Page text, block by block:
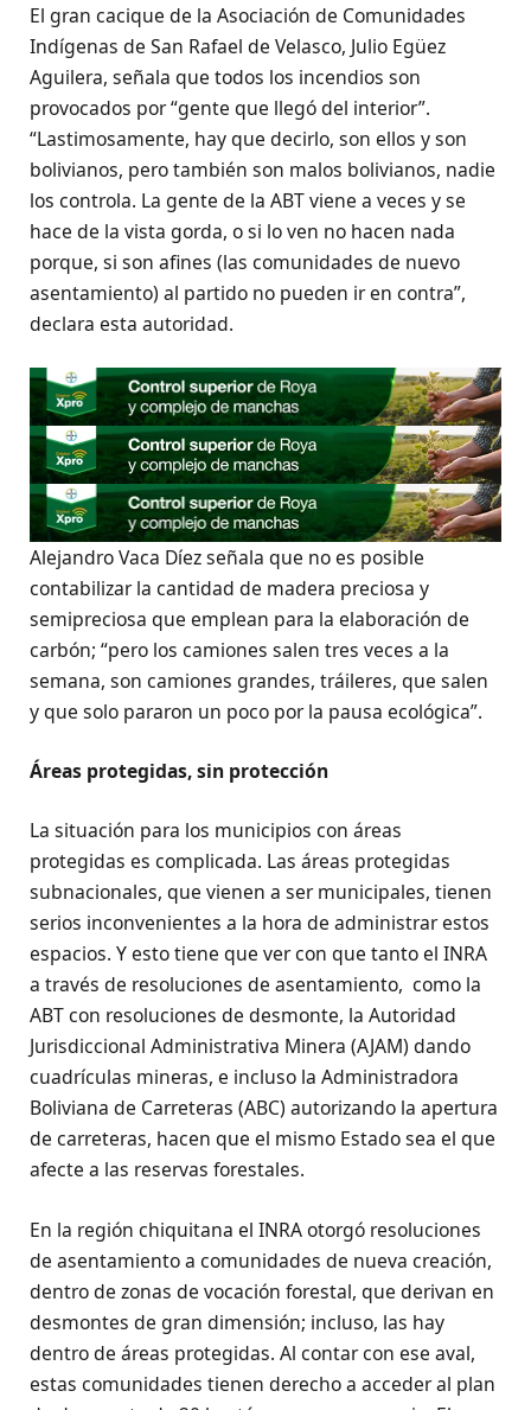
El gran cacique de la Asociación de Comunidades
Indígenas de San Rafael de Velasco, Julio Egüez
Aguilera, señala que todos los incendios son
provocados por “gente que llegó del interior”.
“Lastimosamente, hay que decirlo, son ellos y son
bolivianos, pero también son malos bolivianos, nadie
los controla. La gente de la ABT viene a veces y se
hace de la vista gorda, o si lo ven no hacen nada
porque, si son afines (las comunidades de nuevo
asentamiento) al partido no pueden ir en contra”,
declara esta autoridad.
Alejandro Vaca Díez señala que no es posible
contabilizar la cantidad de madera preciosa y
semipreciosa que emplean para la elaboración de
carbón; “pero los camiones salen tres veces a la
semana, son camiones grandes, tráileres, que salen
y que solo pararon un poco por la pausa ecológica”.
Áreas protegidas, sin protección
La situación para los municipios con áreas
protegidas es complicada. Las áreas protegidas
subnacionales, que vienen a ser municipales, tienen
serios inconvenientes a la hora de administrar estos
espacios. Y esto tiene que ver con que tanto el INRA
a través de resoluciones de asentamiento, como la
ABT con resoluciones de desmonte, la Autoridad
Jurisdiccional Administrativa Minera (AJAM) dando
cuadrículas mineras, e incluso la Administradora
Boliviana de Carreteras (ABC) autorizando la apertura
de carreteras, hacen que el mismo Estado sea el que
afecte a las reservas forestales.
En la región chiquitana el INRA otorgó resoluciones
de asentamiento a comunidades de nueva creación,
dentro de zonas de vocación forestal, que derivan en
desmontes de gran dimensión; incluso, las hay
dentro de áreas protegidas. Al contar con ese aval,
estas comunidades tienen derecho a acceder al plan